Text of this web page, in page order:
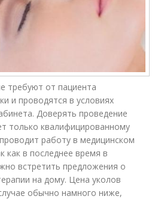
требуют от пациента
и проводятся в условиях
Доверять проведение
только квалифицированному
работу в медицинском
как в последнее время в
встретить предложения о
на дому. Цена уколов
обычно намного ниже,